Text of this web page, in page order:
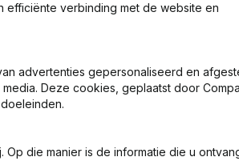
verbinding met de website en
advertenties gepersonaliseerd en
Deze cookies, geplaatst door
die manier is de informatie die u